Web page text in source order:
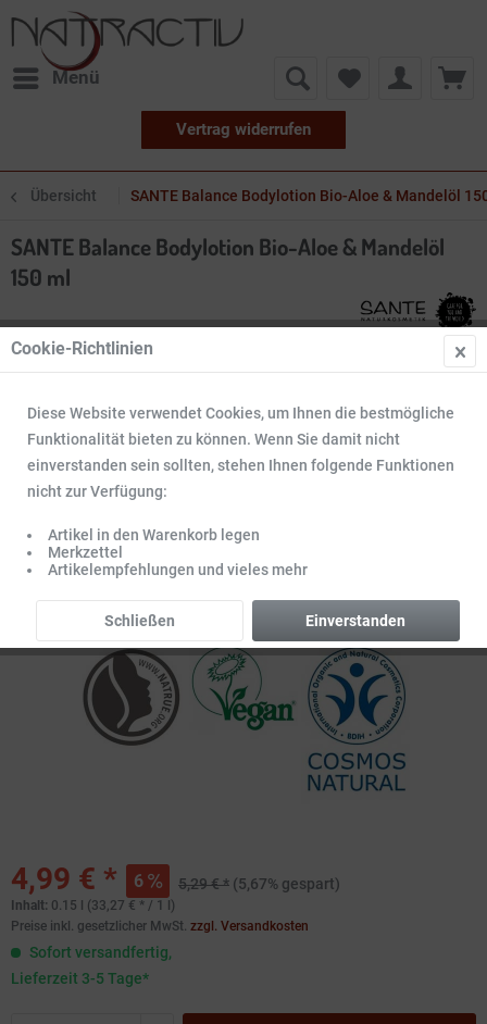
Menü
Vertrag widerrufen
Übersicht SANTE Balance Bodylotion Bio-Aloe & Mandelöl
SANTE Balance Bodylotion Bio-Aloe & Mandelöl
150 ml
4,99 € * 6 5,29 € * (5,67% gespart)
Inhalt: 0.15 l (33,27 € * / 1 l)
Preise inkl. gesetzlicher MwSt. zzgl. Versandkosten
Sofort versandfertig,
Lieferzeit 3-5 Tage*
Cookie-Richtlinien
Diese Website verwendet Cookies, um Ihnen die bestmögliche
Funktionalität bieten zu können. Wenn Sie damit nicht
einverstanden sein sollten, stehen Ihnen folgende Funktionen
nicht zur Verfügung:
Artikel in den Warenkorb legen
Merkzettel
Artikelempfehlungen und vieles mehr
Einverstanden
Schließen